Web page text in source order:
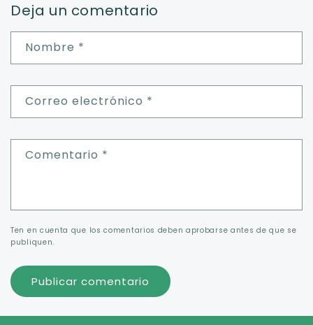
Deja un comentario
Nombre *
Correo electrónico *
Comentario *
Ten en cuenta que los comentarios deben aprobarse antes de que se
publiquen.